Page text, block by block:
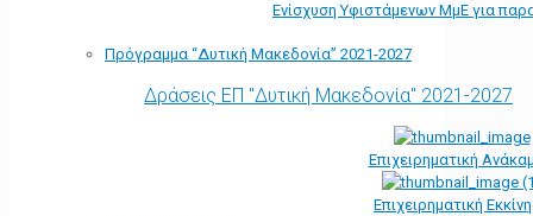
Ενίσχυση Υφιστάμενων ΜμΕ για
Πρόγραμμα “Δυτική Μακεδονία” 2021-2027
Δράσεις ΕΠ "Δυτική Μακεδονία" 2021-2027
Επιχειρηματική
Επιχειρηματική